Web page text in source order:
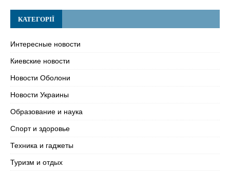
КАТЕГОРІЇ
Интересные новости
Киевские новости
Новости Оболони
Новости Украины
Образование и наука
Спорт и здоровье
Техника и гаджеты
Туризм и отдых